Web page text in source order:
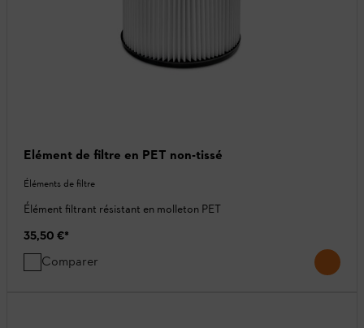
Elément de filtre en PET non-tissé
Éléments de filtre
Élément filtrant résistant en molleton PET
35,50 €*
Comparer